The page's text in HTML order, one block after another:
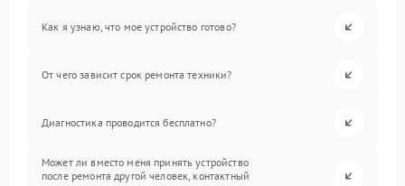
Как я узнаю, что мое устройство готово?
От чего зависит срок ремонта техники?
Диагностика проводится бесплатно?
Может ли вместо меня принять устройство
после ремонта другой человек, контактный